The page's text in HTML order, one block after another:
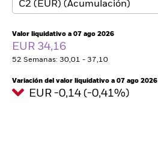
Educación
Particulares
Valor liquidativo a 07 ago 2026
EUR 34,16
52 Semanas: 30,01 - 37,10
Variación del valor liquidativo a 07 ago 2026
EUR -0,14 (-0,41%)